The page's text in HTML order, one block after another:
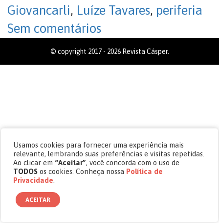
Giovancarli, Luíze Tavares, periferia
Sem comentários
© copyright 2017 - 2026 Revista Cásper.
Usamos cookies para fornecer uma experiência mais
relevante, lembrando suas preferências e visitas repetidas.
Ao clicar em “Aceitar”, você concorda com o uso de
TODOS os cookies. Conheça nossa Política de
Privacidade
ACEITAR